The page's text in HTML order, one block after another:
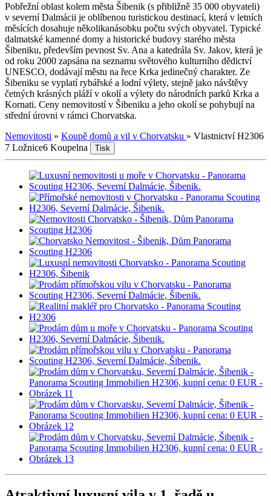
Pobřežní oblast kolem města Šibenik (s přibližně 35 000 obyvateli)
v severní Dalmácii je oblíbenou turistickou destinací, která v letních
měsících dosahuje několikanásobku počtu svých obyvatel. Typické
dalmatské kamenné domy a historické budovy starého města
Šibeniku, především pevnost Sv. Ana a katedrála Sv. Jakov, která je
od roku 2000 zapsána na seznamu světového kulturního dědictví
UNESCO, dodávají městu na řece Krka jedinečný charakter. Ze
Šibeniku se vyplatí rybářské a lodní výlety, stejně jako návštěvy
četných krásných pláží v okolí a výlety do národních parků Krka a
Kornati. Ceny nemovitostí v Šibeniku a jeho okolí se pohybují na
střední úrovni v rámci Chorvatska.
Nemovitosti » Koupě domů a vil v Chorvatsku » Vlastnictví H2306
7 Ložnice6 Koupelna Tisk